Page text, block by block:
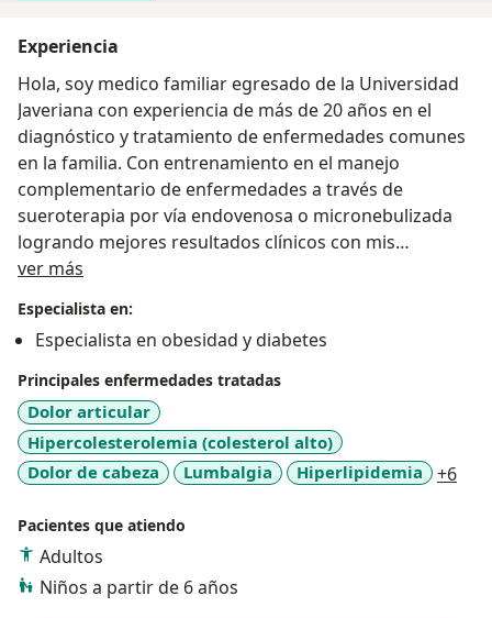
Experiencia
Hola, soy medico familiar egresado de la Universidad
Javeriana con experiencia de más de 20 años en el
diagnóstico y tratamiento de enfermedades comunes
en la familia. Con entrenamiento en el manejo
complementario de enfermedades a través de
sueroterapia por vía endovenosa o micronebulizada
logrando mejores resultados clínicos con mis
pacientes. En mi consulta realizo una evaluación
paciente con OligoCheck que es una herramienta
avanzada, contribuyendo a una mejor comprensión y
manejo de su salud.
ver más
Especialista en:
Especialista en obesidad y diabetes
Principales enfermedades tratadas
Dolor articular
Hipercolesterolemia (colesterol alto)
Dolor de cabeza
Lumbalgia Hiperlipidemia +6
Pacientes que atiendo
Adultos
Niños a partir de 6 años